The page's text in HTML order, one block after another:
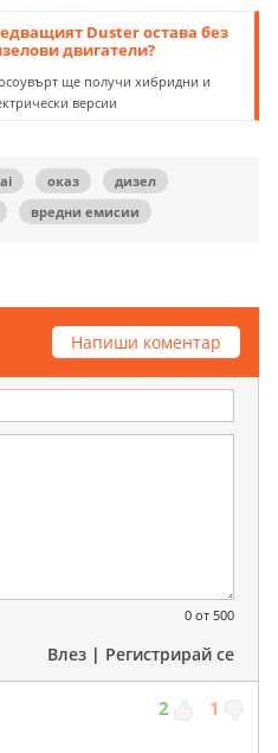
Duster остава без
двигатели?
ще получи хибридни и
версии
оказ
дизел
вредни емисии
Напиши коментар
0 от 500
Влез | Регистрирай се
2 1